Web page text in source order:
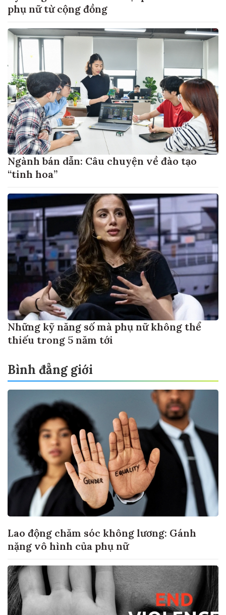
phụ nữ từ cộng đồng
Ngành bán dẫn: Câu chuyện về đào tạo
“tinh hoa”
Những kỹ năng số mà phụ nữ không thể
thiếu trong 5 năm tới
Bình đẳng giới
Lao động chăm sóc không lương: Gánh
nặng vô hình của phụ nữ